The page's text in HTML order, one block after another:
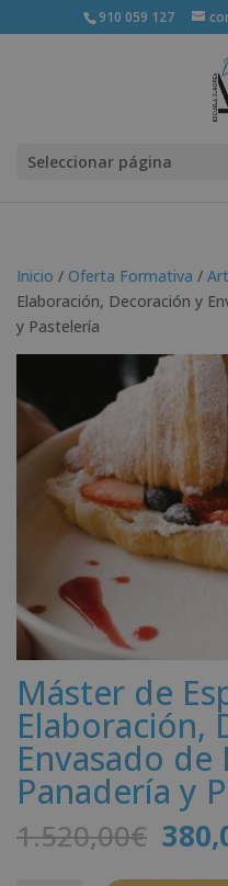
910 059 127
Seleccionar página
Inicio / Oferta Formativa /
Elaboración, Decoración y
y Pastelería
Máster de
Elaboración,
Envasado
Panadería y
1.520,00€ El